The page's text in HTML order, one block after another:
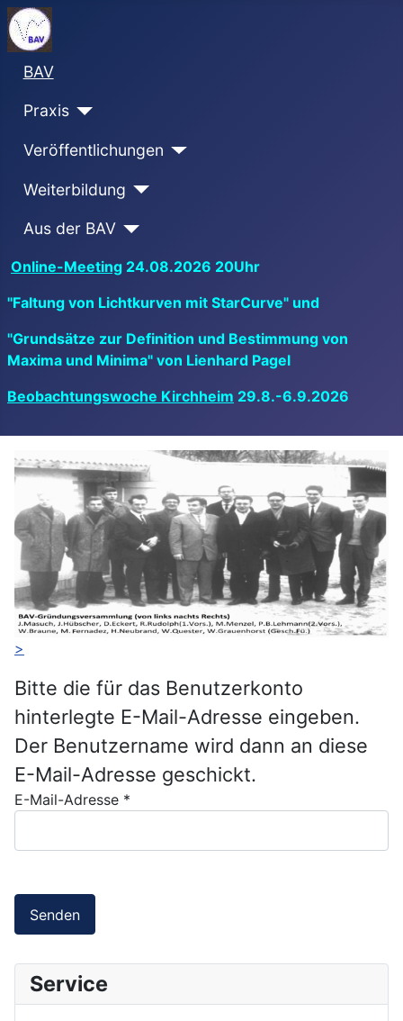
BAV
Praxis
Veröffentlichungen
Weiterbildung
Aus der BAV
Online-Meeting 24.08.2026 20Uhr
"Faltung von Lichtkurven mit StarCurve" und
"Grundsätze zur Definition und Bestimmung von
Maxima und Minima" von Lienhard Pagel
Beobachtungswoche Kirchheim 29.8.-6.9.2026
>
Bitte die für das Benutzerkonto
hinterlegte E-Mail-Adresse eingeben.
Der Benutzername wird dann an diese
E-Mail-Adresse geschickt.
E-Mail-Adresse *
Senden
Service